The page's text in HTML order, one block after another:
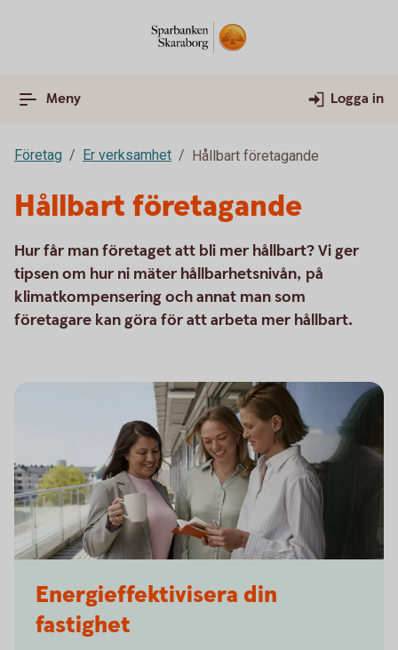
Meny Logga in
Företag Er verksamhet Hållbart företagande
Hållbart företagande
Hur får man företaget att bli mer hållbart? Vi ger
tipsen om hur ni mäter hållbarhetsnivån, på
klimatkompensering och annat man som
företagare kan göra för att arbeta mer hållbart.
Energieffektivisera din
fastighet